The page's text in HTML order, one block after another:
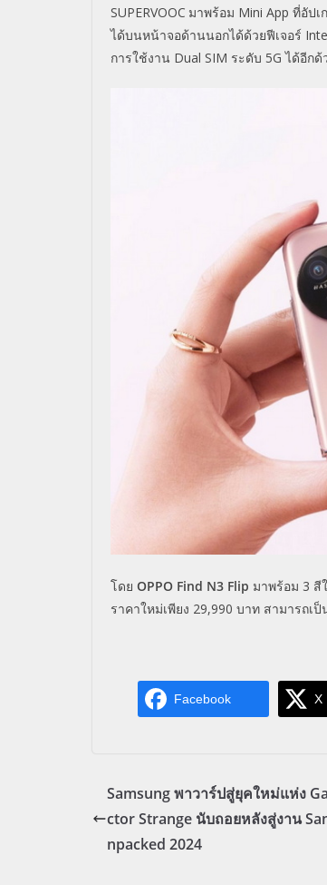
SUPERVOOC มาพร้อม Mini App ที่อัปเ
ได้บนหน้าจอด้านนอกได้ด้วยฟีเจอร์
การใช้งาน Dual SIM ระดับ 5Gได้อีกด้
โดย OPPO Find N3 Flip มาพร้อม 3 สี
ราคาใหม่เพียง 29,990 บาท สามารถเ
Facebook X
Samsung พาวาร์ปสู่ยุคใหม่แห่ง
ctor Strange นับถอยหลังสู่งาน
npacked 2024